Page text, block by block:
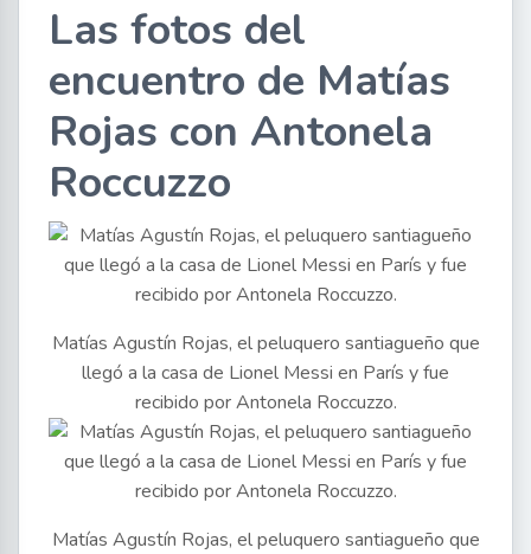
Las fotos del
encuentro de Matías
Rojas con Antonela
Roccuzzo
Matías Agustín Rojas, el peluquero santiagueño que
llegó a la casa de Lionel Messi en París y fue
recibido por Antonela Roccuzzo.
Matías Agustín Rojas, el peluquero santiagueño que